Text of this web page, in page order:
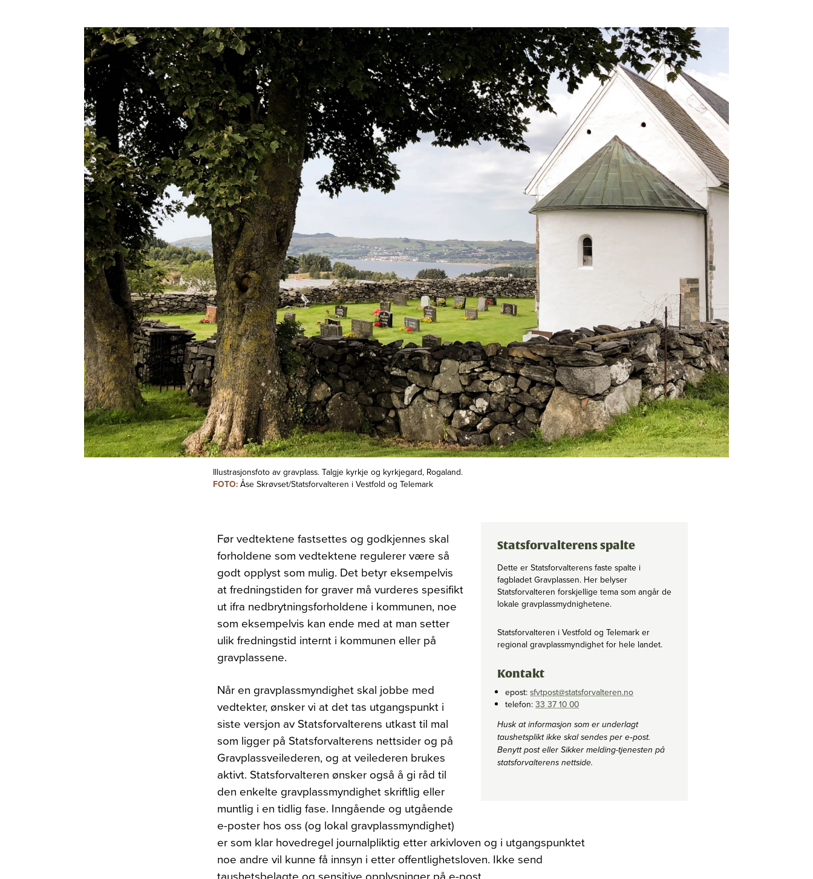
Illustrasjonsfoto av gravplass. Talgje kyrkje og kyrkjegard, Rogaland.
FOTO: Åse Skrøvset/Statsforvalteren i Vestfold og Telemark
Statsforvalterens spalte
Dette er Statsforvalterens faste spalte i
fagbladet Gravplassen. Her belyser
Statsforvalteren forskjellige tema som angår de
lokale gravplassmydnighetene.
Statsforvalteren i Vestfold og Telemark er
regional gravplassmyndighet for hele landet.
Kontakt
epost:sfvtpost@statsforvalteren.no
telefon:33 37 10 00
Husk at informasjon som er underlagt
taushetsplikt ikke skal sendes per e‐post.
Benytt post eller Sikker melding-tjenesten på
statsforvalterens nettside.
Før vedtektene fastsettes og godkjennes skal
forholdene som vedtektene regulerer være så
godt opplyst som mulig. Det betyr eksempelvis
at fredningstiden for graver må vurderes spesifikt
ut ifra nedbrytningsforholdene i kommunen, noe
som eksempelvis kan ende med at man setter
ulik fredningstid internt i kommunen eller på
gravplassene.
Når en gravplassmyndighet skal jobbe med
vedtekter, ønsker vi at det tas utgangspunkt i
siste versjon av Statsforvalterens utkast til mal
som ligger på Statsforvalterens nettsider og på
Gravplassveilederen, og at veilederen brukes
aktivt. Statsforvalteren ønsker også å gi råd til
den enkelte gravplassmyndighet skriftlig eller
muntlig i en tidlig fase. Inngående og utgående
e-poster hos oss (og lokal gravplassmyndighet)
er som klar hovedregel journalpliktig etter arkivloven og i utgangspunktet
noe andre vil kunne få innsyn i etter offentlighetsloven. Ikke send